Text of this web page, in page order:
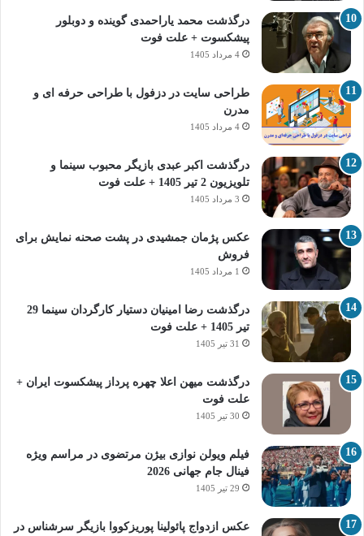
درگذشت محمد یاراحمدی گوینده و دوبلور
پیشکسوت + علت فوت
4 مرداد 1405
طراحی سایت در دزفول با طراحی حرفه‌ ای و
مدرن
4 مرداد 1405
درگذشت اکبر عبدی بازیگر محبوب سینما و
تلویزیون 2 تیر 1405 + علت فوت
3 مرداد 1405
عکس پژمان جمشیدی در پشت صحنه نمایش برای
فروش
1 مرداد 1405
درگذشت رضا امینیان دستیار کارگردان سینما 29
تیر 1405 + علت فوت
31 تیر 1405
درگذشت میهن اعلا چهره پرداز پیشکسوت ایران +
علت فوت
30 تیر 1405
فیلم ویولن نوازی بیژن مرتضوی در مراسم ویژه
فینال جام جهانی 2026
29 تیر 1405
عکس ازدواج پائولینا پوریزکووا بازیگر سرشناس در